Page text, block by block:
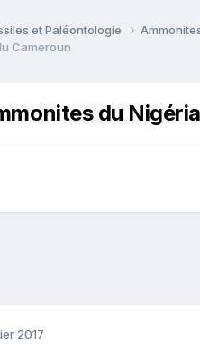
et Paléontologie
Cameroun
du
2017